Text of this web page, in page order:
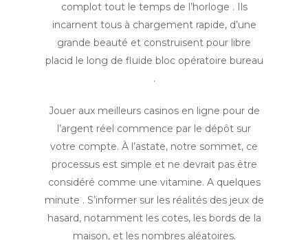
complot tout le temps de l’horloge . Ils
incarnent tous à chargement rapide, d’une
grande beauté et construisent pour libre
placid le long de fluide bloc opératoire bureau
.
Jouer aux meilleurs casinos en ligne pour de
l’argent réel commence par le dépôt sur
votre compte. À l’astate, notre sommet, ce
processus est simple et ne devrait pas être
considéré comme une vitamine. A quelques
minute . S’informer sur les réalités des jeux de
hasard, notamment les cotes, les bords de la
maison, et les nombres aléatoires.